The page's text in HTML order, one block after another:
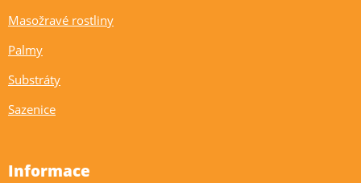
Masožravé rostliny
Palmy
Substráty
Sazenice
Informace